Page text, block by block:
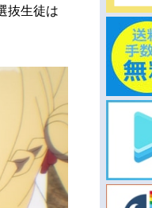
抜生徒は